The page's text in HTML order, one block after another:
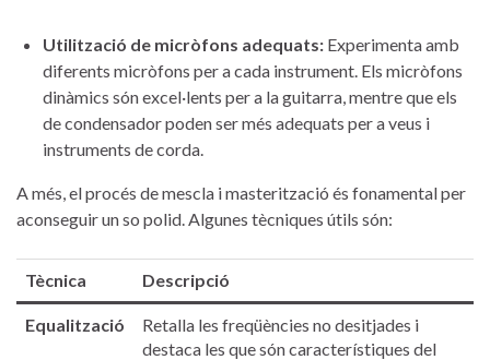
Utilització ⁣de‌ micròfons adequats: Experimenta ⁣amb
diferents micròfons per a cada instrument. ‌Els ‌micròfons
⁤dinàmics ‌són excel·lents ​per a la ⁣guitarra, mentre que els⁤
de condensador poden ser​ més adequats per a veus i
⁣instruments​ de corda.
A​ més, ​el procés de mescla ‌i masterització és⁣ fonamental per
aconseguir ⁢un so polid. Algunes tècniques útils són:
Tècnica Descripció
Equalització
Retalla les freqüències ⁣no desitjades i⁣
destaca les que⁣ són ⁣característiques del